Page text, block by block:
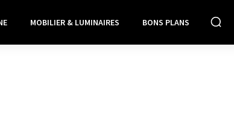
MOBILIER & LUMINAIRES BONS PLANS